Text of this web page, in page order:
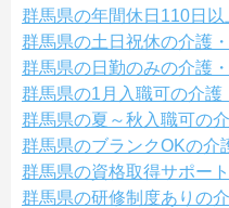
群馬県の年間休日110日以
群馬県の土日祝休の介護
群馬県の日勤のみの介護
群馬県の1月入職可の介護
群馬県の夏～秋入職可の
群馬県のブランクOKの介
群馬県の資格取得サポー
群馬県の研修制度ありの